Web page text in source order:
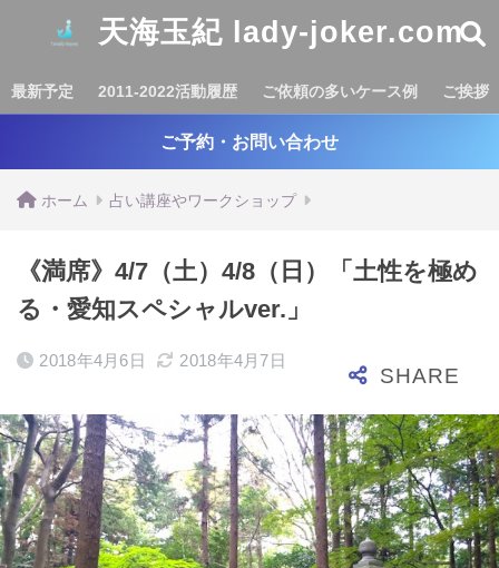
天海玉紀 lady-joker.com
最新予定 2011-2022活動履歴 ご依頼の多いケース例 ご挨拶
ご予約・お問い合わせ
ホーム 占い講座やワークショップ
《満席》4/7（土）4/8（日）「土性を極め
る・愛知スペシャルver.」
2018年4月6日 2018年4月7日